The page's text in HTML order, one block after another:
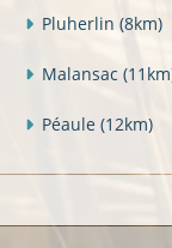
Pluherlin (8km)
Malansac
Péaule (12km)